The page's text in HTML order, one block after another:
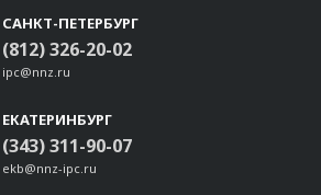
САНКТ-ПЕТЕРБУРГ
(812) 326-20-02
ipc@nnz.ru
ЕКАТЕРИНБУРГ
(343) 311-90-07
ekb@nnz-ipc.ru